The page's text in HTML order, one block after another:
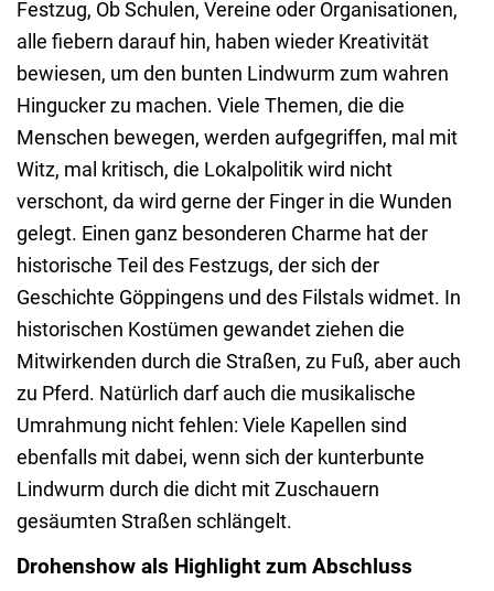
Festzug, Ob Schulen, Vereine oder Organisationen,
alle fiebern darauf hin, haben wieder Kreativität
bewiesen, um den bunten Lindwurm zum wahren
Hingucker zu machen. Viele Themen, die die
Menschen bewegen, werden aufgegriffen, mal mit
Witz, mal kritisch, die Lokalpolitik wird nicht
verschont, da wird gerne der Finger in die Wunden
gelegt. Einen ganz besonderen Charme hat der
historische Teil des Festzugs, der sich der
Geschichte Göppingens und des Filstals widmet. In
historischen Kostümen gewandet ziehen die
Mitwirkenden durch die Straßen, zu Fuß, aber auch
zu Pferd. Natürlich darf auch die musikalische
Umrahmung nicht fehlen: Viele Kapellen sind
ebenfalls mit dabei, wenn sich der kunterbunte
Lindwurm durch die dicht mit Zuschauern
gesäumten Straßen schlängelt.
Drohenshow als Highlight zum Abschluss